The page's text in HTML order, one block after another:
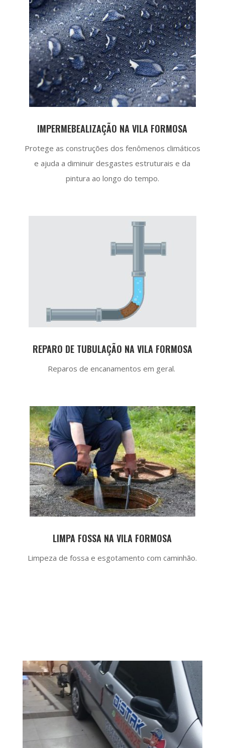
IMPERMEBEALIZAÇÃO NA VILA FORMOSA
Protege as construções dos fenômenos climáticos
e ajuda a diminuir desgastes estruturais e da
pintura ao longo do tempo.
REPARO DE TUBULAÇÃO NA VILA FORMOSA
Reparos de encanamentos em geral.
LIMPA FOSSA NA VILA FORMOSA
Limpeza de fossa e esgotamento com caminhão.